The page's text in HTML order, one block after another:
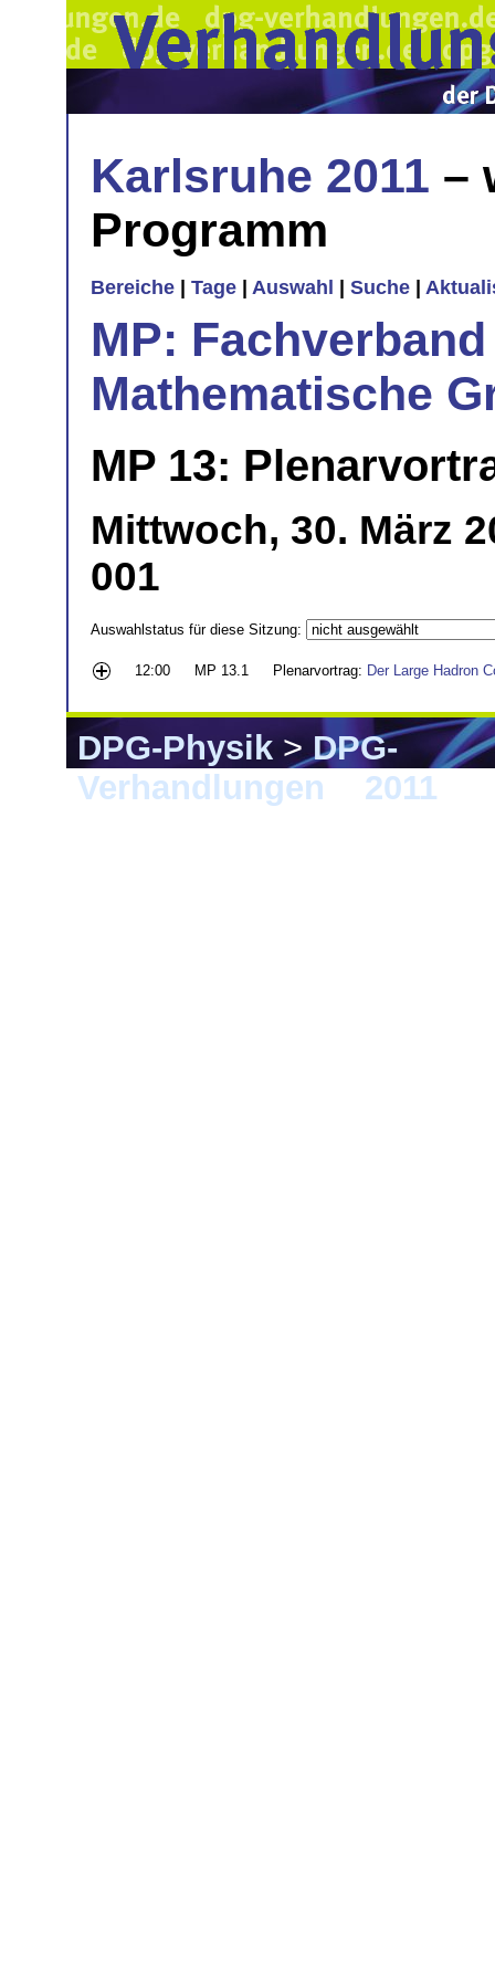
Karlsruhe 2011 –
Programm
Bereiche Tage Auswahl Suche
MP:
Mathematische
MP 13:
Mittwoch, 30. März
001
Auswahlstatus für diese Sitzung:
12:00 MP 13.1 Plenarvortrag: Der Large Hadron
DPG-Physik>DPG-
Verhandlungen
2011